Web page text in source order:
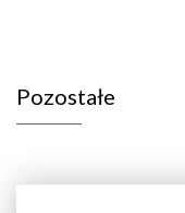
Pozostałe